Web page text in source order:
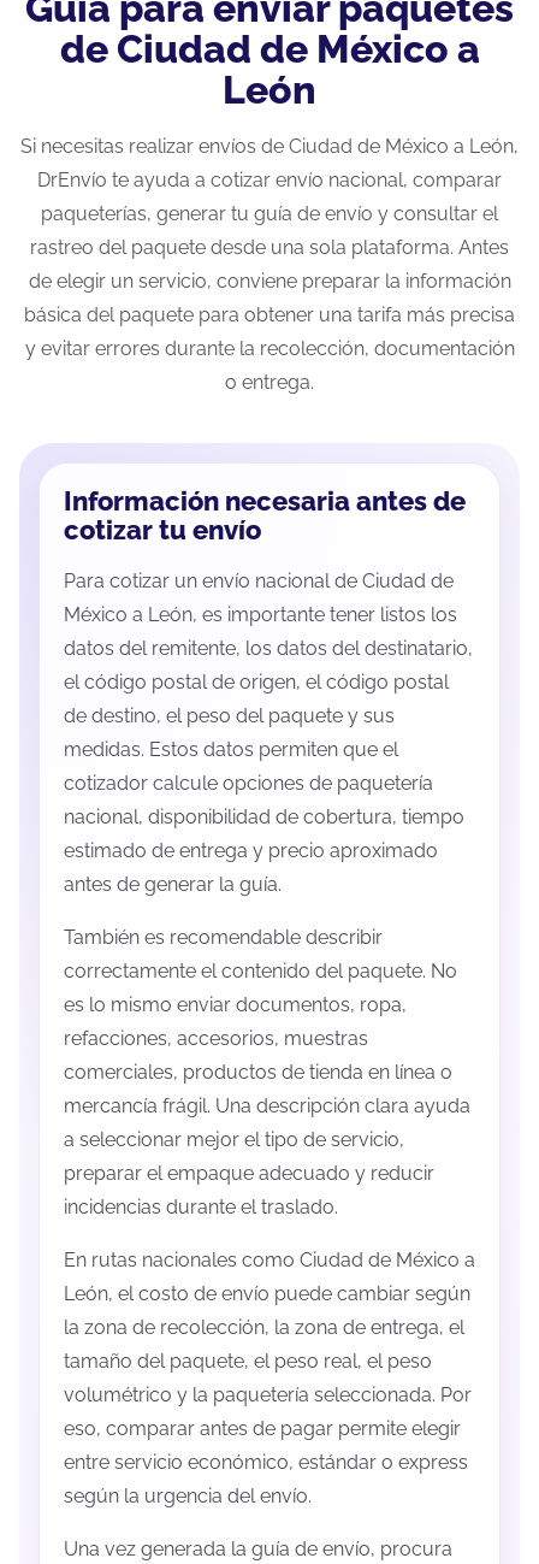
de Ciudad de México a
León
Si necesitas realizar envíos de Ciudad de México a León,
DrEnvío te ayuda a cotizar envío nacional, comparar
paqueterías, generar tu guía de envío y consultar el
rastreo del paquete desde una sola plataforma. Antes
de elegir un servicio, conviene preparar la información
básica del paquete para obtener una tarifa más precisa
y evitar errores durante la recolección, documentación
o entrega.
Información necesaria antes de
cotizar tu envío
Para cotizar un envío nacional de Ciudad de
México a León, es importante tener listos los
datos del remitente, los datos del destinatario,
el código postal de origen, el código postal
de destino, el peso del paquete y sus
medidas. Estos datos permiten que el
cotizador calcule opciones de paquetería
nacional, disponibilidad de cobertura, tiempo
estimado de entrega y precio aproximado
antes de generar la guía.
También es recomendable describir
correctamente el contenido del paquete. No
es lo mismo enviar documentos, ropa,
refacciones, accesorios, muestras
comerciales, productos de tienda en línea o
mercancía frágil. Una descripción clara ayuda
a seleccionar mejor el tipo de servicio,
preparar el empaque adecuado y reducir
incidencias durante el traslado.
En rutas nacionales como Ciudad de México a
León, el costo de envío puede cambiar según
la zona de recolección, la zona de entrega, el
tamaño del paquete, el peso real, el peso
volumétrico y la paquetería seleccionada. Por
eso, comparar antes de pagar permite elegir
entre servicio económico, estándar o express
según la urgencia del envío.
Una vez generada la guía de envío, procura